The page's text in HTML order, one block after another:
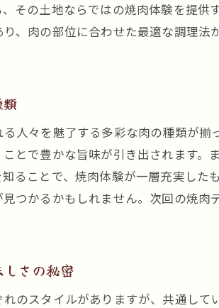
その土地ならではの焼肉体験を提
、肉の部位に合わせた最適な調理
人々を魅了する多彩な肉の種類が
とで豊かな旨味が引き出されます
ることで、焼肉体験が一層充実し
つかるかもしれません。次回の焼
さの秘密
のスタイルがありますが、共通し